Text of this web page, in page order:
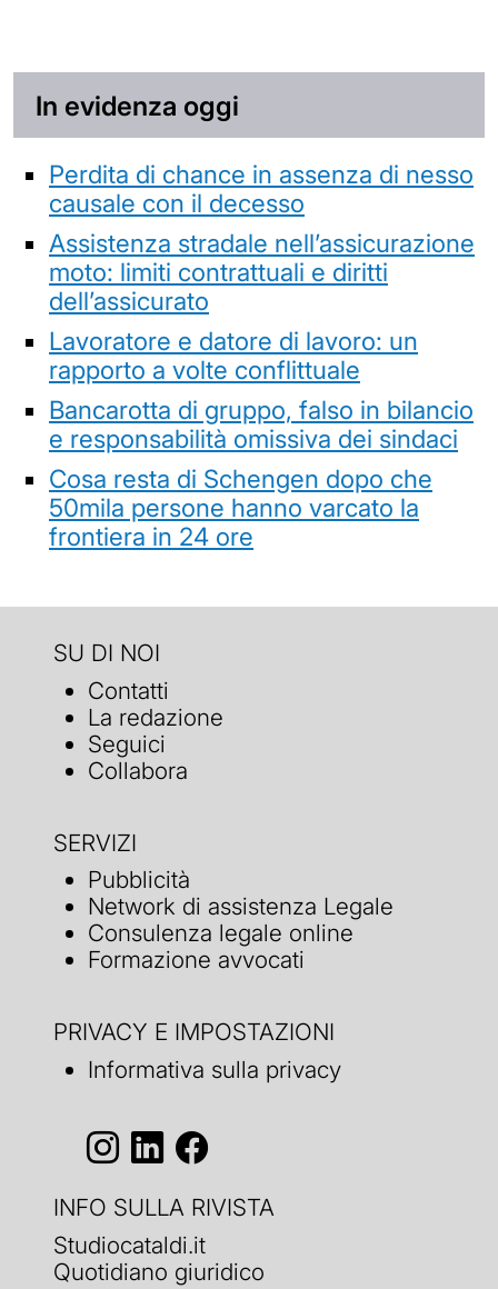
In evidenza oggi
Perdita di chance in assenza di nesso
causale con il decesso
Assistenza stradale nell’assicurazione
moto: limiti contrattuali e diritti
dell’assicurato
Lavoratore e datore di lavoro: un
rapporto a volte conflittuale
Bancarotta di gruppo, falso in bilancio
e responsabilità omissiva dei sindaci
Cosa resta di Schengen dopo che
50mila persone hanno varcato la
frontiera in 24 ore
SU DI NOI
Contatti
La redazione
Seguici
Collabora
SERVIZI
Pubblicità
Network di assistenza Legale
Consulenza legale online
Formazione avvocati
PRIVACY E IMPOSTAZIONI
Informativa sulla privacy
INFO SULLA RIVISTA
Studiocataldi.it
Quotidiano giuridico